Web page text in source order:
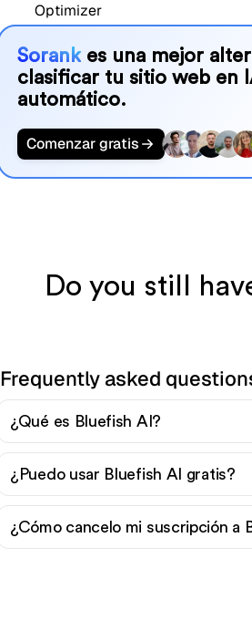
Sorankes una mejor
clasificar tu sitio web en
automático.
Comenzar gratis
Do you still
Frequently asked
¿Qué es Bluefish AI?
¿Puedo usar Bluefish AI gratis?
¿Cómo cancelo mi suscripción a